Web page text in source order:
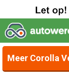
Meer Corolla